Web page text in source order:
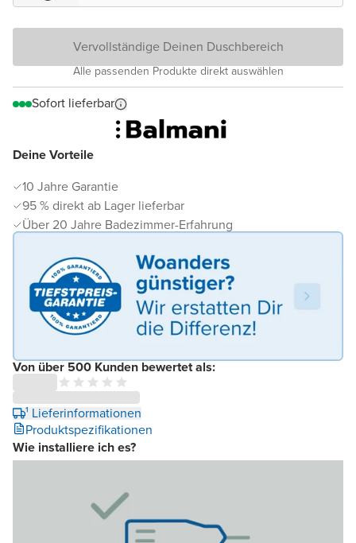
Deine Vorteile
10 Jahre Garantie
95 % direkt ab Lager lieferbar
Über 20 Jahre Badezimmer-Erfahrung
Von über 500 Kunden bewertet als:
¹ Lieferinformationen
Produktspezifikationen
Wie installiere ich es?
Vervollständige Deinen Duschbereich
Alle passenden Produkte direkt auswählen
Sofort lieferbar